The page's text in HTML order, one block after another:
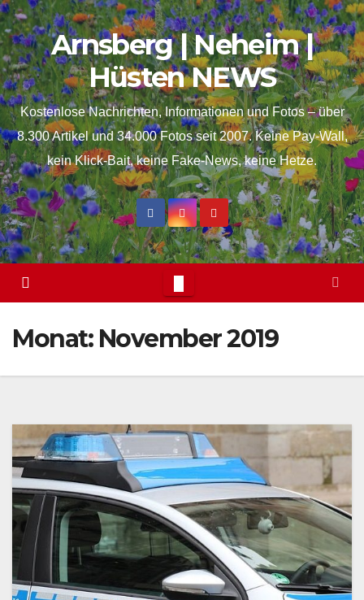
springen
Skip
to
content
Arnsberg | Neheim |
Hüsten NEWS
Kostenlose Nachrichten, Informationen und Fotos – über
8.300 Artikel und 34.000 Fotos seit 2007. Keine Pay-Wall,
kein Klick-Bait, keine Fake-News, keine Hetze.
Monat: November 2019